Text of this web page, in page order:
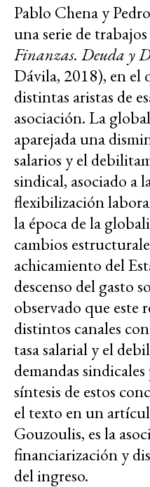
Pablo Chena y
una serie de
Finanzas. Deuda y
Dávila, 2018), en el
distintas aristas de
asociación. La
aparejada una
salarios y el
sindical, asociado a
flexibilización
la época de la
cambios
achicamiento del
descenso del gasto
observado que este
distintos canales
tasa salarial y el
demandas
síntesis de estos
el texto en un
Gouzoulis, es la
financiarización y
del ingreso.